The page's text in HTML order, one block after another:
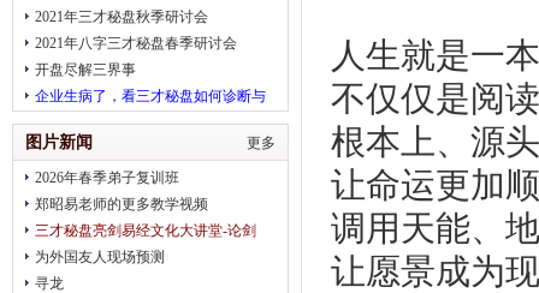
2021年三才秘盘秋季研讨会
2021年八字三才秘盘春季研讨会
开盘尽解三界事
企业生病了，看三才秘盘如何诊断与
治疗
更多
图片新闻
2026年春季弟子复训班
郑昭易老师的更多教学视频
三才秘盘亮剑易经文化大讲堂-论剑
2018趋势
为外国友人现场预测
寻龙
人生就是一
不仅仅是阅
根本上、源
让命运更加
调用天能、
让愿景成为